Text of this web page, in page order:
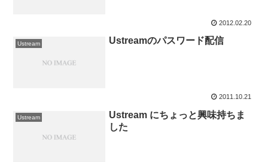
2012.02.20
Ustream Ustreamのパスワード配信
2011.10.21
Ustream
Ustream にちょっと興味持ちま
した